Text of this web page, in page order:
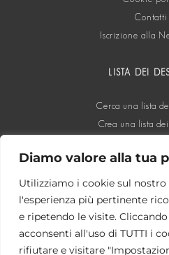
Diamo valore alla tua
Utilizziamo i cookie sul
l'esperienza più pertinente
e ripetendo le visite.
acconsenti all'uso di TUTTI i
rifiutare e visitare
Contatti
Iscrizione alla
LISTA DEI
Cerca una lista
Crea una lista
SOCIAL